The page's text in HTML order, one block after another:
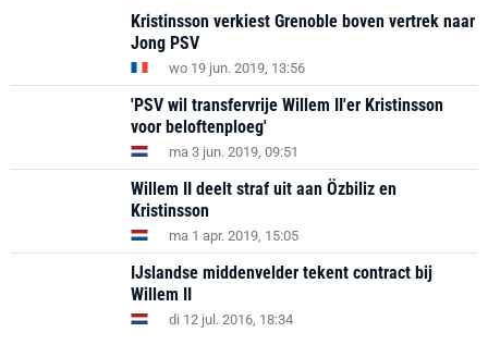
Kristinsson verkiest Grenoble boven vertrek naar
Jong PSV
wo 19 jun. 2019, 13:56
'PSV wil transfervrije Willem II'er Kristinsson
voor beloftenploeg'
ma 3 jun. 2019, 09:51
Willem II deelt straf uit aan Özbiliz en
Kristinsson
ma 1 apr. 2019, 15:05
IJslandse middenvelder tekent contract bij
Willem II
di 12 jul. 2016, 18:34